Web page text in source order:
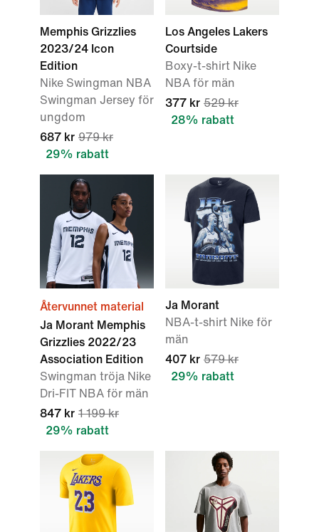
Memphis Grizzlies
2023/24 Icon
Edition
Nike Swingman NBA
Swingman Jersey för
ungdom
687 kr 979 kr
29% rabatt
Los Angeles Lakers
Courtside
Boxy-t-shirt Nike
NBA för män
377 kr 529 kr
28% rabatt
Återvunnet material
Ja Morant Memphis
Grizzlies 2022/23
Association Edition
Swingman tröja Nike
Dri-FIT NBA för män
847 kr 1 199 kr
29% rabatt
Ja Morant
NBA-t-shirt Nike för
män
407 kr 579 kr
29% rabatt